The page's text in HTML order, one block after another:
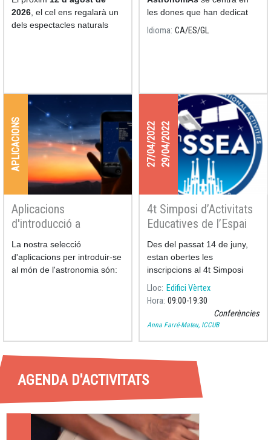
2026 , el cel ens regalarà un
dels espectacles naturals
les dones que han dedicat
les seves nits i els seus dies
Idioma CA ES GL
APLICACIONS
Aplicacions
d'introducció a
l'astronomia
La nostra selecció
d'aplicacions per introduir-se
al món de l'astronomia són:
27/04/202229/04/2022
4t Simposi d’Activitats
Educatives de l’Espai
Des del passat 14 de juny,
estan obertes les
inscripcions al 4t Simposi
d’Activitats Educative
Lloc Edifici Vèrtex
Hora 09:00 19:30
Conferències
Anna Farré-Mateu, ICCUB
AGENDA D'ACTIVITATS